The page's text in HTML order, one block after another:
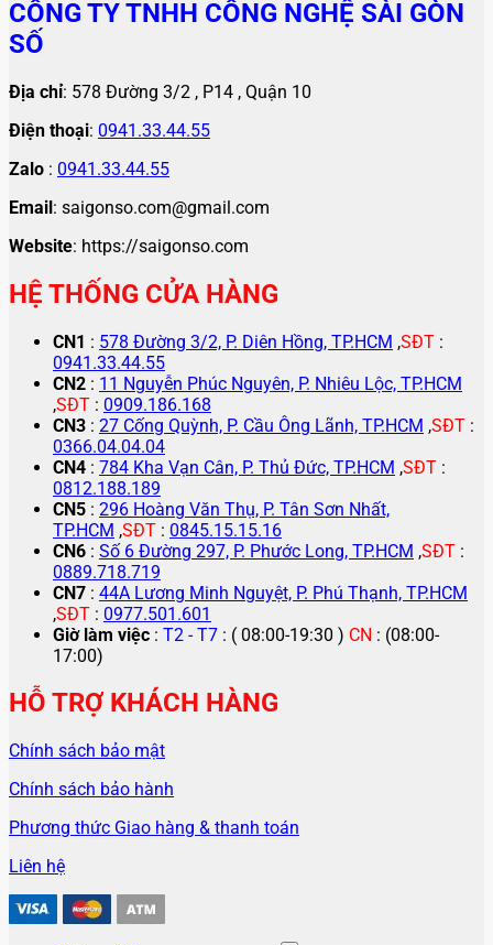
CÔNG TY TNHH CÔNG NGHỆ SÀI GÒN
SỐ
Địa chỉ: 578 Đường 3/2 , P14 , Quận 10
Điện thoại: 0941.33.44.55
Zalo : 0941.33.44.55
Email: saigonso.com@gmail.com
Website: https://saigonso.com
HỆ THỐNG CỬA HÀNG
CN1 : 578 Đường 3/2, P. Diên Hồng, TP.HCM ,SĐT :
0941.33.44.55
CN2 : 11 Nguyễn Phúc Nguyên, P. Nhiêu Lộc, TP.HCM
,SĐT : 0909.186.168
CN3 : 27 Cống Quỳnh, P. Cầu Ông Lãnh, TP.HCM ,SĐT :
0366.04.04.04
CN4 : 784 Kha Vạn Cân, P. Thủ Đức, TP.HCM ,SĐT :
0812.188.189
CN5 : 296 Hoàng Văn Thụ, P. Tân Sơn Nhất,
TP.HCM ,SĐT : 0845.15.15.16
CN6 : Số 6 Đường 297, P. Phước Long, TP.HCM ,SĐT :
0889.718.719
CN7 : 44A Lương Minh Nguyệt, P. Phú Thạnh, TP.HCM
,SĐT : 0977.501.601
Giờ làm việc : T2 - T7 : ( 08:00-19:30 ) CN : (08:00-
17:00)
HỖ TRỢ KHÁCH HÀNG
Chính sách bảo mật
Chính sách bảo hành
Phương thức Giao hàng & thanh toán
Liên hệ